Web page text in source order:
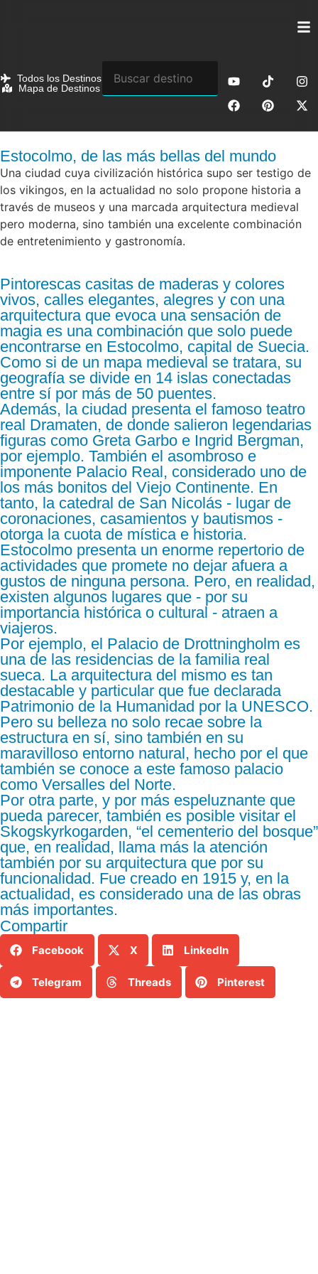
Todos los Destinos
Mapa de Destinos
Estocolmo, de las más bellas del mundo
Una ciudad cuya civilización histórica supo ser testigo de
los vikingos, en la actualidad no solo propone historia a
través de museos y una marcada arquitectura medieval
pero moderna, sino también una excelente combinación
de entretenimiento y gastronomía.
Pintorescas casitas de maderas y colores
vivos, calles elegantes, alegres y con una
arquitectura que evoca una sensación de
magia es una combinación que solo puede
encontrarse en Estocolmo, capital de Suecia.
Como si de un mapa medieval se tratara, su
geografía se divide en 14 islas conectadas
entre sí por más de 50 puentes.
Además, la ciudad presenta el famoso teatro
real Dramaten, de donde salieron legendarias
figuras como Greta Garbo e Ingrid Bergman,
por ejemplo. También el asombroso e
imponente Palacio Real, considerado uno de
los más bonitos del Viejo Continente. En
tanto, la catedral de San Nicolás - lugar de
coronaciones, casamientos y bautismos -
otorga la cuota de mística e historia.
Estocolmo presenta un enorme repertorio de
actividades que promete no dejar afuera a
gustos de ninguna persona. Pero, en realidad,
existen algunos lugares que - por su
importancia histórica o cultural - atraen a
viajeros.
Por ejemplo, el Palacio de Drottningholm es
una de las residencias de la familia real
sueca. La arquitectura del mismo es tan
destacable y particular que fue declarada
Patrimonio de la Humanidad por la UNESCO.
Pero su belleza no solo recae sobre la
estructura en sí, sino también en su
maravilloso entorno natural, hecho por el que
también se conoce a este famoso palacio
como Versalles del Norte.
Por otra parte, y por más espeluznante que
pueda parecer, también es posible visitar el
Skogskyrkogarden, “el cementerio del bosque”
que, en realidad, llama más la atención
también por su arquitectura que por su
funcionalidad. Fue creado en 1915 y, en la
actualidad, es considerado una de las obras
más importantes.
Compartir
Facebook X LinkedIn
Telegram Threads Pinterest